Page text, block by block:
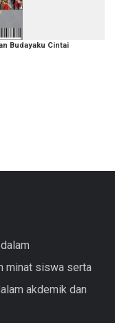
Budayaku Cintai
minat siswa serta
akdemik dan